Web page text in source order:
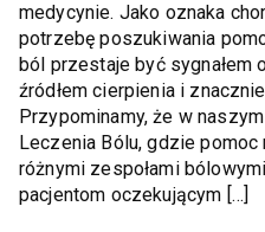
medycynie. Jako oznaka
potrzebę poszukiwania
ból przestaje być
źródłem cierpienia i
Przypominamy, że w
Leczenia Bólu, gdzie
różnymi zespołami
pacjentom oczekującym […]